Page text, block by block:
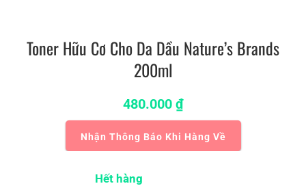
Toner Hữu Cơ Cho Da Dầu Nature’s Brands
200ml
480.000 ₫
Nhận Thông Báo Khi Hàng Về
Hết hàng